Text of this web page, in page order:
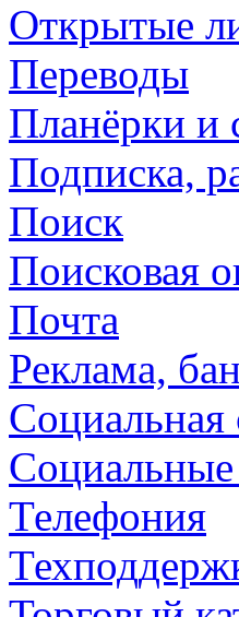
Открытые
Переводы
Планёрки и
Подписка,
Поиск
Поисковая
Почта
Реклама,
Социальная
Телефония